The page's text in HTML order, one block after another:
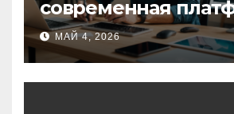
современная
для творческих
профессионалов и
любителей
МАЙ 4, 2026